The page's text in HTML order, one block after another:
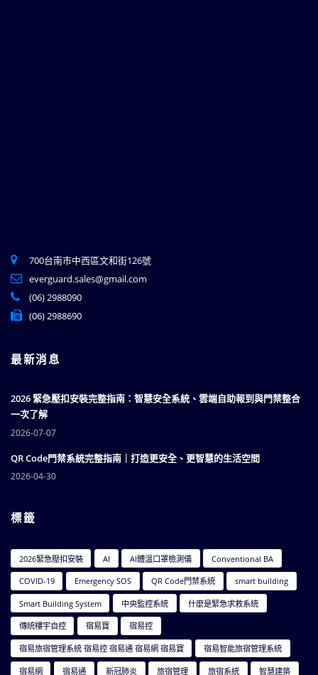
700台南市中西區文和街126號
everguard.sales@gmail.com
(06) 2988090
(06) 2988690
最新消息
2026 緊急壓扣安裝完整指南：智慧安全系統、雲端自助報到與門禁整合
一次了解
2026-07-07
QR Code門禁系統完整指南｜打造更安全、更智慧的生活空間
2026-04-30
標籤
2026緊急壓扣安裝 AI AI體溫口罩檢測儀 Conventional BA
COVID-19 Emergency SOS QR Code門禁系統 smart building
Smart Building System 中央監控系統 什麼是緊急求救系統
傳統樓宇自控 宿易寶 宿易控
宿易旅宿管理系統 宿易控 宿易通 宿易網 宿易寶 宿易智能旅宿管理系統
宿易網 宿易通 新冠肺炎 旅宿管理 旅宿系統 智慧建築